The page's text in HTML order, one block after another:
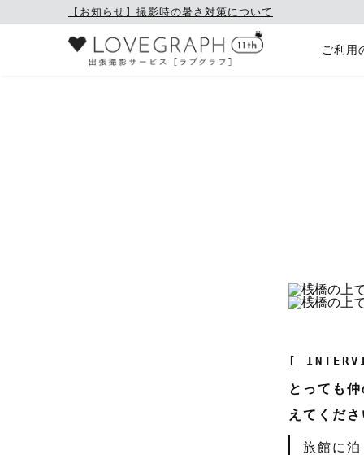
【お知らせ】撮影時の暑さ対策について
ご利用
[
とっても
えてくだ
旅館に